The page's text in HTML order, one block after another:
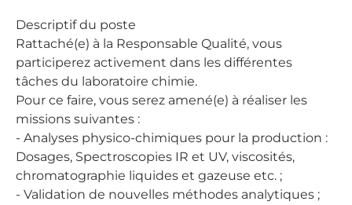
Descriptif du poste
Rattaché(e) à la Responsable Qualité, vous
participerez activement dans les différentes
tâches du laboratoire chimie.
Pour ce faire, vous serez amené(e) à réaliser les
missions suivantes :
- Analyses physico-chimiques pour la production :
Dosages, Spectroscopies IR et UV, viscosités,
chromatographie liquides et gazeuse etc. ;
- Validation de nouvelles méthodes analytiques ;